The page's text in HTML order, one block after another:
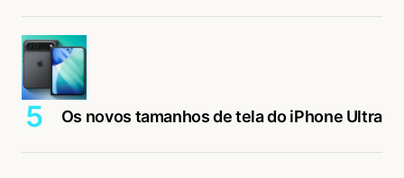
Os novos tamanhos de tela do iPhone Ultra